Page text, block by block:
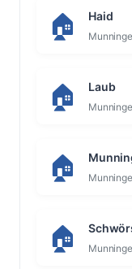
🏠 Haid
🏠 Laub
🏠
🏠